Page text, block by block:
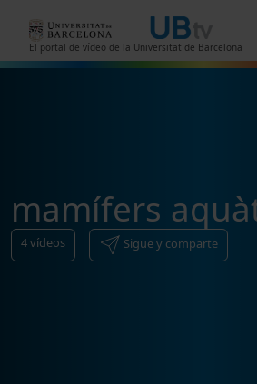
El portal de vídeo de la Universitat de Barcelona
mamífers
4vídeos Sigue y comparte